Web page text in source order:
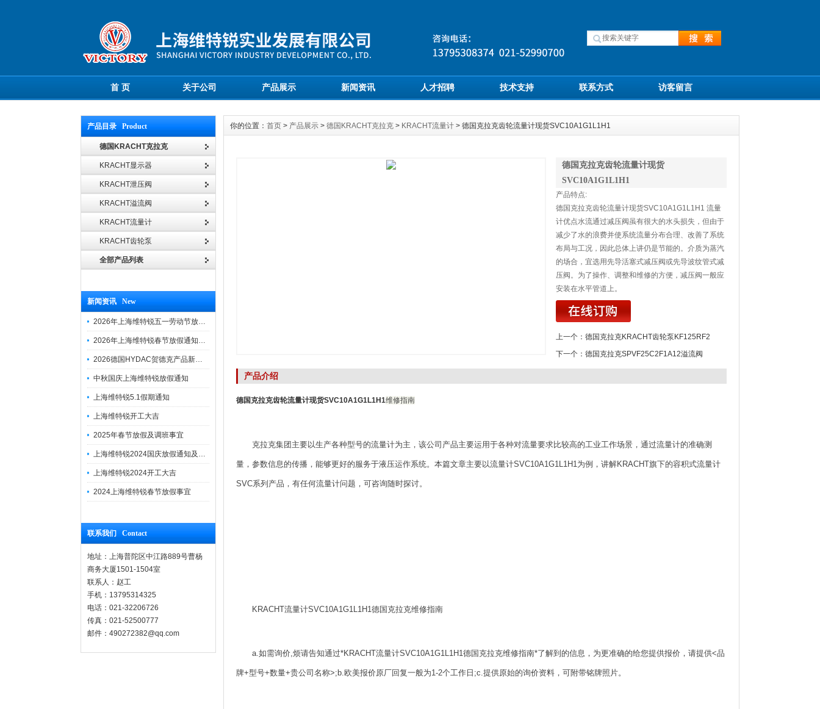
首 页 关于公司 产品展示 新闻资讯 人才招聘 技术支持 联系方式 访客留言
产品目录 Product
德国KRACHT克拉克
KRACHT显示器
KRACHT泄压阀
KRACHT溢流阀
KRACHT流量计
KRACHT齿轮泵
全部产品列表
新闻资讯 New
2026年上海维特锐五一劳动节放假通知
2026年上海维特锐春节放假通知及调班安排
2026德国HYDAC贺德克产品新到一批现货
中秋国庆上海维特锐放假通知
上海维特锐5.1假期通知
上海维特锐开工大吉
2025年春节放假及调班事宜
上海维特锐2024国庆放假通知及调休安排
上海维特锐2024开工大吉
2024上海维特锐春节放假事宜
联系我们 Contact
地址：上海普陀区中江路889号曹杨
商务大厦1501-1504室
联系人：赵工
手机：13795314325
电话：021-32206726
传真：021-52500777
邮件：490272382@qq.com
你的位置： 首页 > 产品展示 > 德国KRACHT克拉克 > KRACHT流量计 > 德国克拉克齿轮流量计现货SVC10A1G1L1H1
德国克拉克齿轮流量计现货
SVC10A1G1L1H1
产品特点:
德国克拉克齿轮流量计现货SVC10A1G1L1H1 流量
计优点水流通过减压阀虽有很大的水头损失，但由于
减少了水的浪费并使系统流量分布合理、改善了系统
布局与工况，因此总体上讲仍是节能的。介质为蒸汽
的场合，宜选用先导活塞式减压阀或先导波纹管式减
压阀。为了操作、调整和维修的方便，减压阀一般应
安装在水平管道上。
上一个： 德国克拉克KRACHT齿轮泵KF125RF2
下一个： 德国克拉克SPVF25C2F1A12溢流阀
产品介绍
德国克拉克齿轮流量计现货SVC10A1G1L1H1维修指南
克拉克集团主要以生产各种型号的流量计为主，该公司产品主要运用于各种对流量要求比较高的工业工作场景，通过流量计的准确测
量，参数信息的传播，能够更好的服务于液压运作系统。本篇文章主要以流量计SVC10A1G1L1H1为例，讲解KRACHT旗下的容积式流量计
SVC系列产品，有任何流量计问题，可咨询随时探讨。
KRACHT流量计SVC10A1G1L1H1德国克拉克维修指南
a.如需询价,烦请告知通过*KRACHT流量计SVC10A1G1L1H1德国克拉克维修指南*了解到的信息，为更准确的给您提供报价，请提供<品
牌+型号+数量+贵公司名称>;b.欧美报价原厂回复一般为1-2个工作日;c.提供原始的询价资料，可附带铭牌照片。